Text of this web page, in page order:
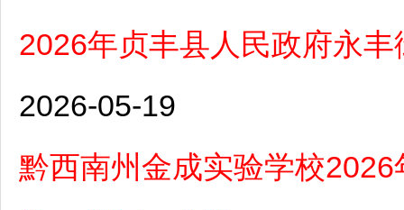
2026年贞丰县人民政府永
2026-05-19
黔西南州金成实验学校